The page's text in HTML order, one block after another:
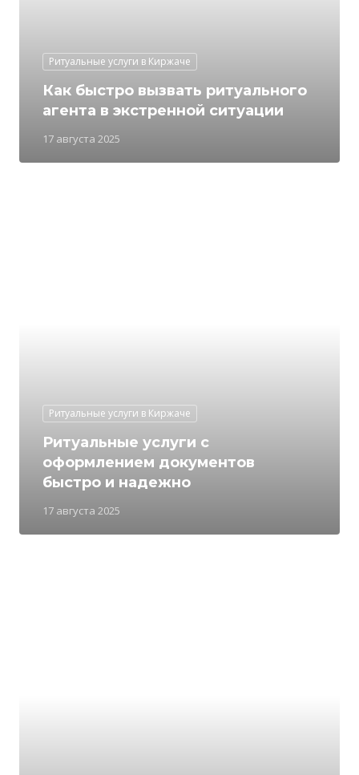
Ритуальные услуги в Киржаче
17 августа 2025
Как быстро вызвать ритуального
агента в экстренной ситуации
Ритуальные услуги в Киржаче
17 августа 2025
Ритуальные услуги с
оформлением документов
быстро и надежно